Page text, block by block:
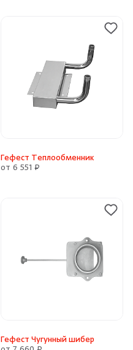
Гефест Теплообменник
от 6 551 ₽
Гефест Чугунный шибер